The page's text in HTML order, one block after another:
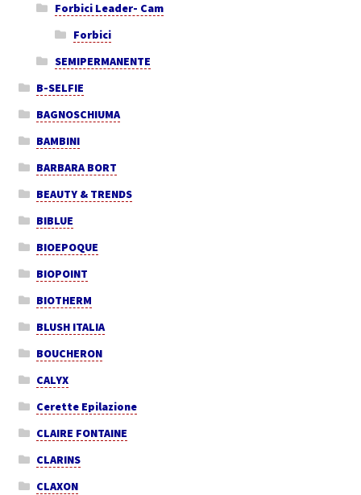
Forbici Leader- Cam
Forbici
SEMIPERMANENTE
B-SELFIE
BAGNOSCHIUMA
BAMBINI
BARBARA BORT
BEAUTY & TRENDS
BIBLUE
BIOEPOQUE
BIOPOINT
BIOTHERM
BLUSH ITALIA
BOUCHERON
CALYX
Cerette Epilazione
CLAIRE FONTAINE
CLARINS
CLAXON